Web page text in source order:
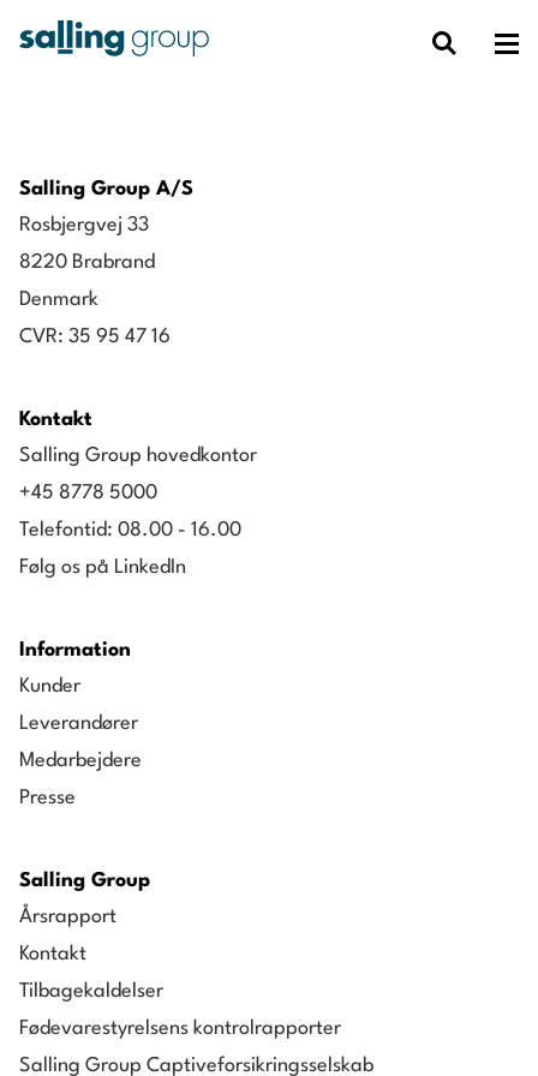
Salling Group A/S
Rosbjergvej 33
8220 Brabrand
Denmark
CVR: 35 95 47 16
Kontakt
Salling Group hovedkontor
+45 8778 5000
Telefontid: 08.00 - 16.00
Følg os på LinkedIn
Information
Kunder
Leverandører
Medarbejdere
Presse
Salling Group
Årsrapport
Kontakt
Tilbagekaldelser
Fødevarestyrelsens kontrolrapporter
Salling Group Captiveforsikringsselskab